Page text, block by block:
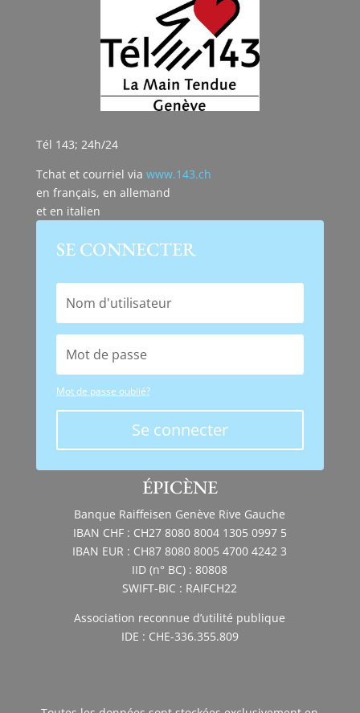
Tél 143; 24h/24
Tchat et courriel via www.143.ch
en français, en allemand
et en italien
SE CONNECTER
Mot de passe oublié?
Se connecter
ÉPICÈNE
Banque Raiffeisen Genève Rive Gauche
IBAN CHF : CH27 8080 8004 1305 0997 5
IBAN EUR : CH87 8080 8005 4700 4242 3
IID (n° BC) : 80808
SWIFT-BIC : RAIFCH22
Association reconnue d’utilité publique
IDE : CHE-336.355.809